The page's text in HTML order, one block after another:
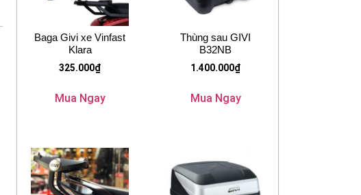
Baga Givi xe Vinfast
Klara
325.000₫
Mua Ngay
Thùng sau GIVI
B32NB
1.400.000₫
Mua Ngay